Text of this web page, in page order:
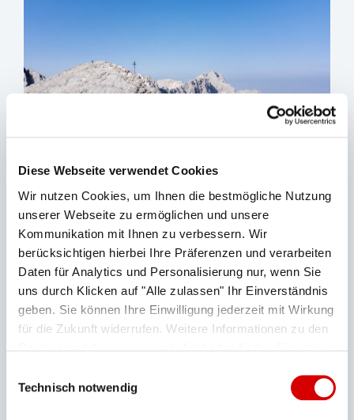
Diese Webseite verwendet Cookies
Wir nutzen Cookies, um Ihnen die bestmögliche Nutzung
unserer Webseite zu ermöglichen und unsere
Kommunikation mit Ihnen zu verbessern. Wir
berücksichtigen hierbei Ihre Präferenzen und verarbeiten
Daten für Analytics und Personalisierung nur, wenn Sie
uns durch Klicken auf "Alle zulassen" Ihr Einverständnis
geben. Sie können Ihre Einwilligung jederzeit mit Wirkung
für die Zukunft widerrufen. Weitere Informationen zu den
Technisch notwendig
sr.lightbox.Bild vergrößern